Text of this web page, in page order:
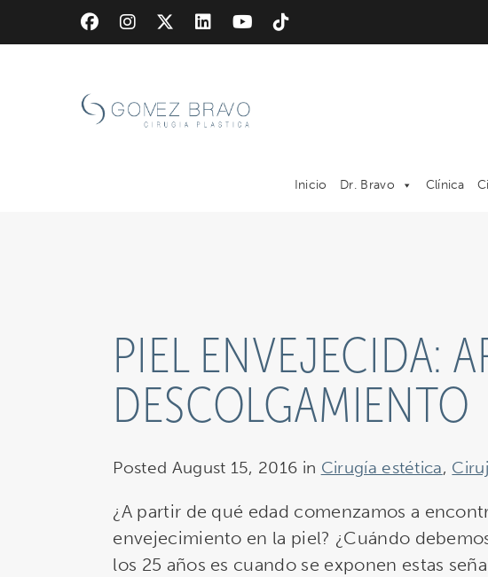
to
Inicio Dr. Bravo Clínica
PIEL ENVEJECIDA:
DESCOLGAMIENTO
Posted August 15, 2016 in Cirugía estética,
¿A partir de qué edad comenzamos a
envejecimiento en la piel? ¿Cuándo
los 25 años es cuando se exponen estas